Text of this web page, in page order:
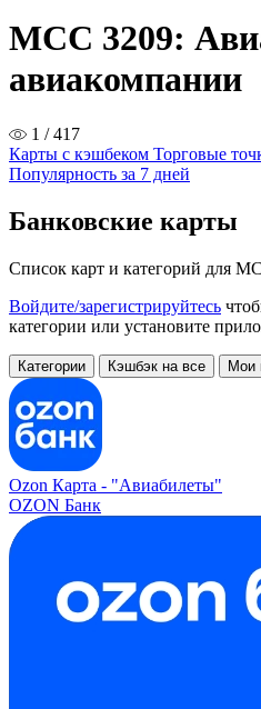
MCC 3209:
авиакомпании
1 / 417
Карты с кэшбеком Торговые
Популярность за 7 дней
Банковские карты
Список карт и категорий для
Войдите/зарегистрируйтесь
категории или установите
Категории Кэшбэк на все Мои
Ozon Карта - "Авиабилеты"
OZON Банк